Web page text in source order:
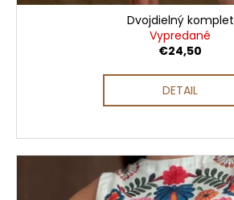
Dvojdielný komplet
Vypredané
€24,50
DETAIL